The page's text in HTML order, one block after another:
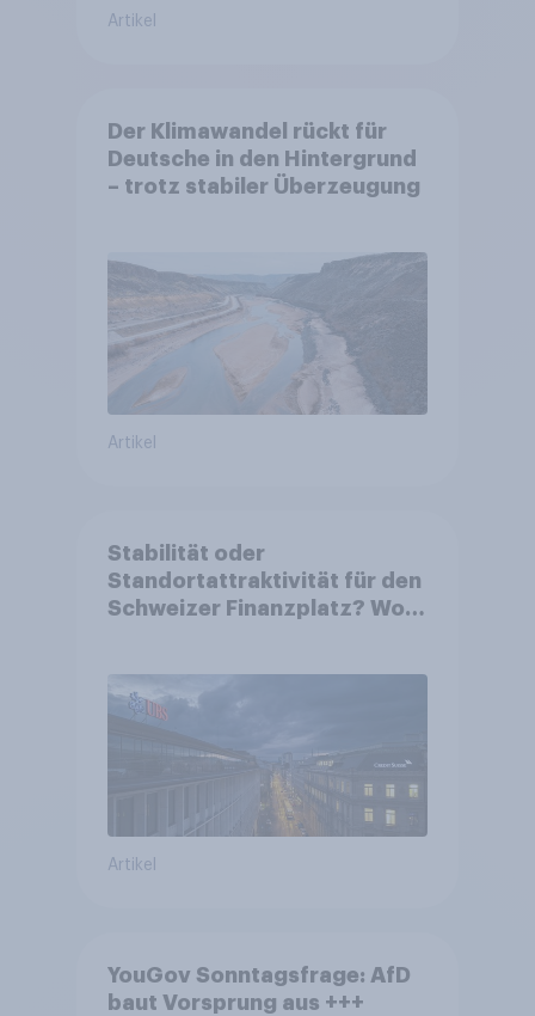
Artikel
Der Klimawandel rückt für
Deutsche in den Hintergrund
– trotz stabiler Überzeugung
Artikel
Stabilität oder
Standortattraktivität für den
Schweizer Finanzplatz? Wo
von Grossbanken steht
Artikel
YouGov Sonntagsfrage: AfD
baut Vorsprung aus +++